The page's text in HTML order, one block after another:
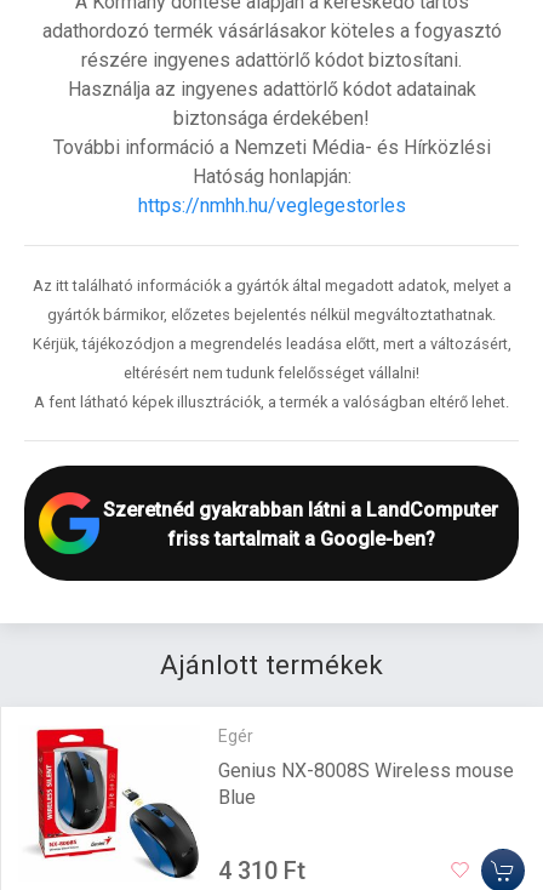
adathordozó termék vásárlásakor köteles a fogyasztó
részére ingyenes adattörlő kódot biztosítani.
Használja az ingyenes adattörlő kódot adatainak
biztonsága érdekében!
További információ a Nemzeti Média- és Hírközlési
Hatóság honlapján:
https://nmhh.hu/veglegestorles
Az itt található információk a gyártók által megadott adatok, melyet a
gyártók bármikor, előzetes bejelentés nélkül megváltoztathatnak.
Kérjük, tájékozódjon a megrendelés leadása előtt, mert a változásért,
eltérésért nem tudunk felelősséget vállalni!
A fent látható képek illusztrációk, a termék a valóságban eltérő lehet.
Szeretnéd gyakrabban látni a LandComputer
friss tartalmait a Google-ben?
Ajánlott termékek
Egér
Genius NX-8008S Wireless mouse
Blue
4 310 Ft